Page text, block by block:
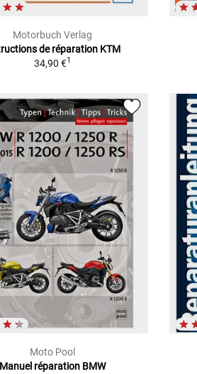
Motorbuch Verlag
de réparation KTM
34,90 €1
Moto Pool
réparation BMW